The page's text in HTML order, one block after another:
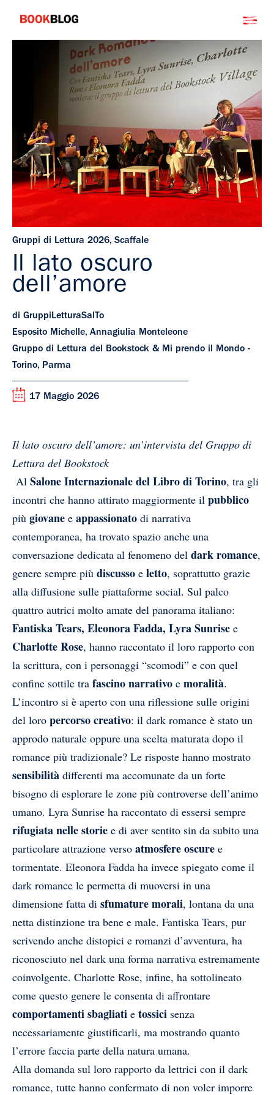
contenuto
Bookblog
Gruppi di Lettura 2026, Scaffale
Il lato oscuro
dell’amore
di GruppiLetturaSalTo
Esposito Michelle, Annagiulia Monteleone
Gruppo di Lettura del Bookstock & Mi prendo il Mondo -
Torino, Parma
17 Maggio 2026
Il lato oscuro dell’amore: un’intervista del Gruppo di
Lettura del Bookstock
Al Salone Internazionale del Libro di Torino, tra gli
incontri che hanno attirato maggiormente il pubblico
più giovane e appassionato di narrativa
contemporanea, ha trovato spazio anche una
conversazione dedicata al fenomeno del dark romance,
genere sempre più discusso e letto, soprattutto grazie
alla diffusione sulle piattaforme social. Sul palco
quattro autrici molto amate del panorama italiano:
Fantiska Tears, Eleonora Fadda, Lyra Sunrise e
Charlotte Rose, hanno raccontato il loro rapporto con
la scrittura, con i personaggi “scomodi” e con quel
confine sottile tra fascinonarrativo e moralità.
L’incontro si è aperto con una riflessione sulle origini
del loro percorso creativo: il dark romance è stato un
approdo naturale oppure una scelta maturata dopo il
romance più tradizionale? Le risposte hanno mostrato
sensibilità differenti ma accomunate da un forte
bisogno di esplorare le zone più controverse dell’animo
umano. Lyra Sunrise ha raccontato di essersi sempre
rifugiatanelle storie e di aver sentito sin da subito una
particolare attrazione verso atmosfereoscure e
tormentate. Eleonora Fadda ha invece spiegato come il
dark romance le permetta di muoversi in una
dimensione fatta di sfumature morali, lontana da una
netta distinzione tra bene e male. Fantiska Tears, pur
scrivendo anche distopici e romanzi d’avventura, ha
riconosciuto nel dark una forma narrativa estremamente
coinvolgente. Charlotte Rose, infine, ha sottolineato
come questo genere le consenta di affrontare
comportamentisbagliati e tossici senza
necessariamente giustificarli, ma mostrando quanto
l’errore faccia parte della natura umana.
Alla domanda sul loro rapporto da lettrici con il dark
romance, tutte hanno confermato di non voler imporre